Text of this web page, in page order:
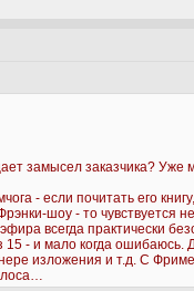
замысел заказчика? Уже
- если почитать его
шоу - то чувствуется
всегда практически
- и мало когда ошибаюсь.
изложения и т.д. С